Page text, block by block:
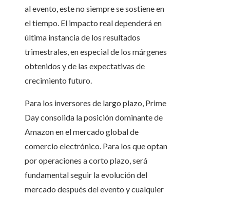
al evento, este no siempre se sostiene en
el tiempo. El impacto real dependerá en
última instancia de los resultados
trimestrales, en especial de los márgenes
obtenidos y de las expectativas de
crecimiento futuro.
Para los inversores de largo plazo, Prime
Day consolida la posición dominante de
Amazon en el mercado global de
comercio electrónico. Para los que optan
por operaciones a corto plazo, será
fundamental seguir la evolución del
mercado después del evento y cualquier